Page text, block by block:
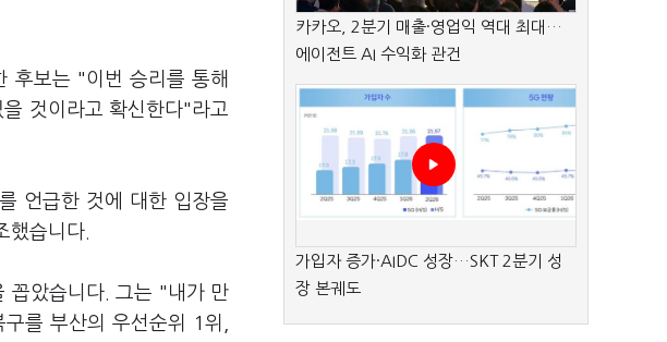
후보는 "이번 승리를 통해
것이라고 확신한다"라고
언급한 것에 대한 입장을
했습니다.
꼽았습니다. 그는 "내가 만
를 부산의 우선순위 1위,
카카오, 2분기 매출·영업익 역대 최대…
에이전트 AI 수익화 관건
가입자 증가·AIDC 성장…SKT 2분기 성
장 본궤도